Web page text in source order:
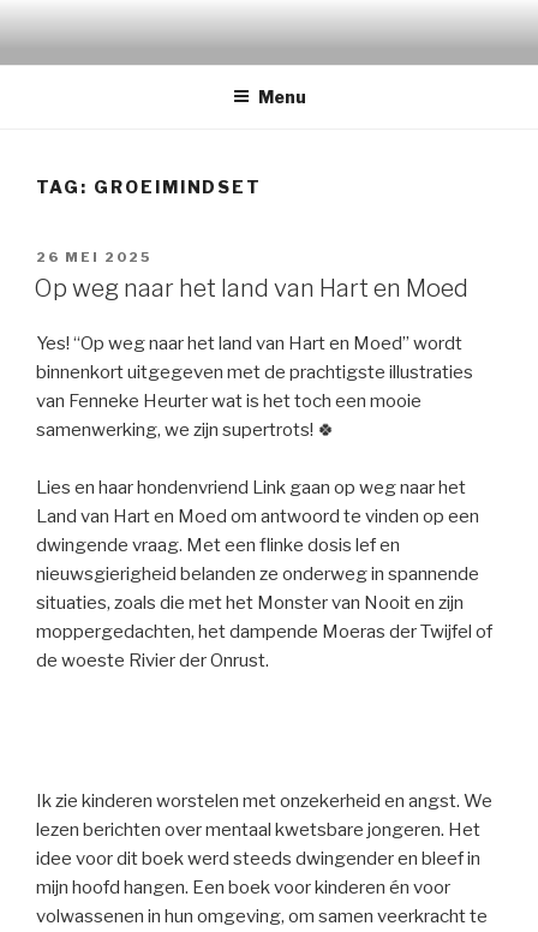
inhoud
Menu
TAG: GROEIMINDSET
GEPLAATST
OP
26 MEI 2025
Op weg naar het land van Hart en Moed
Yes! “Op weg naar het land van Hart en Moed” wordt
binnenkort uitgegeven met de prachtigste illustraties
van Fenneke Heurter wat is het toch een mooie
samenwerking, we zijn supertrots! 🍀
Lies en haar hondenvriend Link gaan op weg naar het
Land van Hart en Moed om antwoord te vinden op een
dwingende vraag. Met een flinke dosis lef en
nieuwsgierigheid belanden ze onderweg in spannende
situaties, zoals die met het Monster van Nooit en zijn
moppergedachten, het dampende Moeras der Twijfel of
de woeste Rivier der Onrust.
Ik zie kinderen worstelen met onzekerheid en angst. We
lezen berichten over mentaal kwetsbare jongeren. Het
idee voor dit boek werd steeds dwingender en bleef in
mijn hoofd hangen. Een boek voor kinderen én voor
volwassenen in hun omgeving, om samen veerkracht te